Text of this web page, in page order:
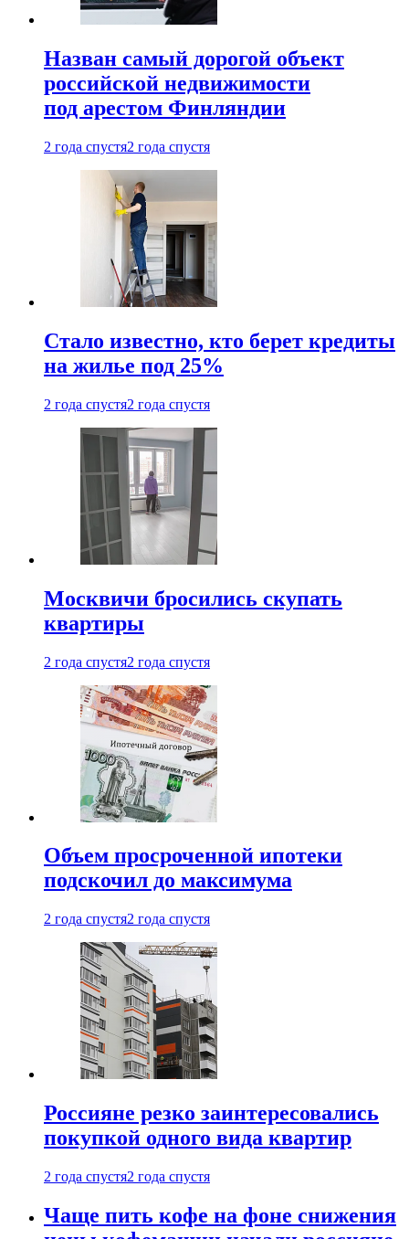
Назван самый дорогой объект
российской недвижимости
под арестом Финляндии
2 года спустя2 года спустя
Стало известно, кто берет кредиты
на жилье под 25%
2 года спустя2 года спустя
Москвичи бросились скупать
квартиры
2 года спустя2 года спустя
Объем просроченной ипотеки
подскочил до максимума
2 года спустя2 года спустя
Россияне резко заинтересовались
покупкой одного вида квартир
2 года спустя2 года спустя
Чаще пить кофе на фоне снижения